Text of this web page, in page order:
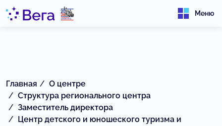
Меню
Главная
О центре
Структура регионального центра
Заместитель директора
Центр детского и юношеского туризма и